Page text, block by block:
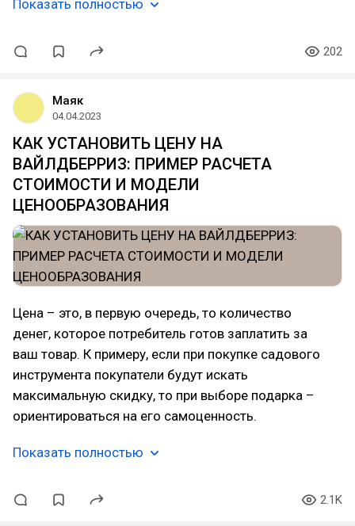
Показать полностью
202
Маяк
04.04.2023
КАК УСТАНОВИТЬ ЦЕНУ НА
ВАЙЛДБЕРРИЗ: ПРИМЕР РАСЧЕТА
СТОИМОСТИ И МОДЕЛИ
ЦЕНООБРАЗОВАНИЯ
Цена – это, в первую очередь, то количество
денег, которое потребитель готов заплатить за
ваш товар. К примеру, если при покупке садового
инструмента покупатели будут искать
максимальную скидку, то при выборе подарка –
ориентироваться на его самоценность.
Показать полностью
2.1K